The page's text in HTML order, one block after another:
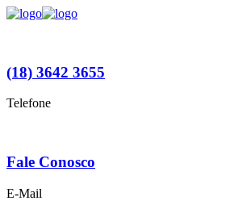
(18) 3642 3655
Telefone
Fale Conosco
E-Mail